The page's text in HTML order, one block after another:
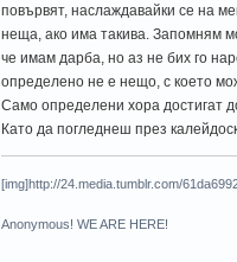
повървят, наслаждавайки се на
неща, ако има такива. Запомням
че имам дарба, но аз не бих го
определено не е нещо, с което
Само определени хора достигат
Като да погледнеш през
[img]http://24.media.tumblr.com/
Anonymous! WE ARE HERE!